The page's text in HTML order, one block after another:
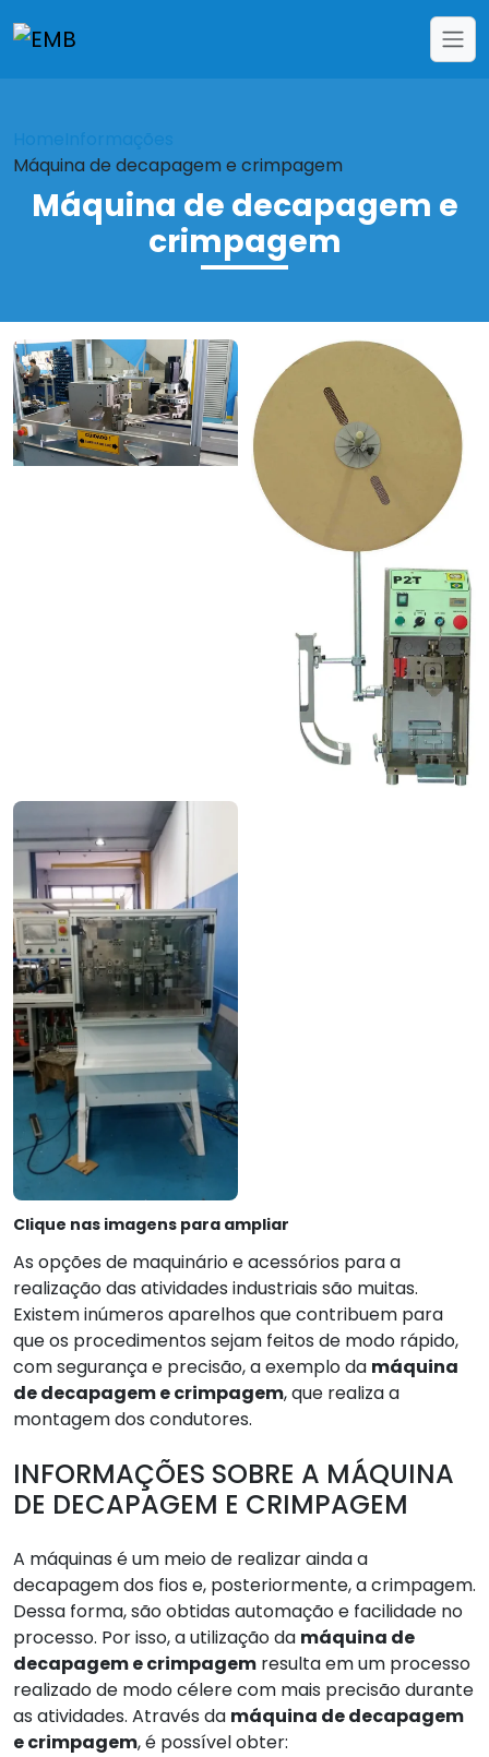
Home Informações
Máquina de decapagem e crimpagem
Máquina de decapagem e
crimpagem
Clique nas imagens para ampliar
As opções de maquinário e acessórios para a
realização das atividades industriais são muitas.
Existem inúmeros aparelhos que contribuem para
que os procedimentos sejam feitos de modo rápido,
com segurança e precisão, a exemplo da máquina
de decapagem e crimpagem, que realiza a
montagem dos condutores.
INFORMAÇÕES SOBRE A MÁQUINA
DE DECAPAGEM E CRIMPAGEM
A máquinas é um meio de realizar ainda a
decapagem dos fios e, posteriormente, a crimpagem.
Dessa forma, são obtidas automação e facilidade no
processo. Por isso, a utilização da máquina de
decapagem e crimpagem resulta em um processo
realizado de modo célere com mais precisão durante
as atividades. Através da máquina de decapagem
e crimpagem, é possível obter: